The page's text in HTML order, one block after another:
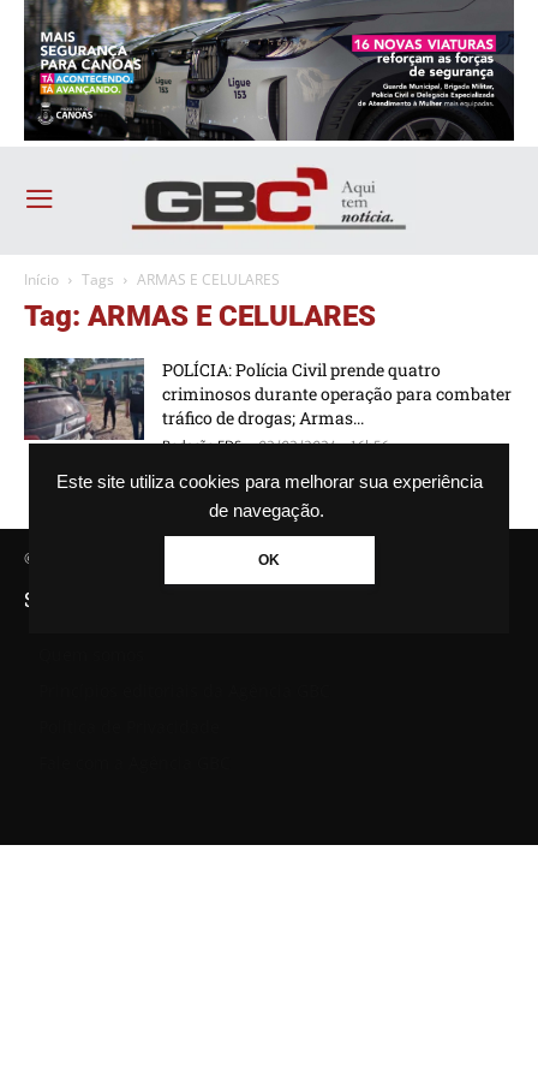
Este site utiliza cookies para melhorar sua experiência
de navegação.
OK
Início Tags ARMAS E CELULARES
Tag: ARMAS E CELULARES
POLÍCIA: Polícia Civil prende quatro
criminosos durante operação para combater
tráfico de drogas; Armas...
Redação FDS - 02/02/2024 - 16h56
© Agência GBC. Aqui tem notícia. Todos os direitos reservados.
SAIBA MAIS SOBRE A AGÊNCIA GBC